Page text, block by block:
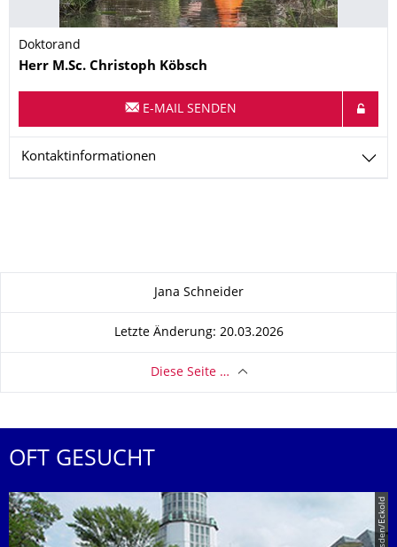
Doktorand
Name
Herr M.Sc. Christoph Köbsch
E-MAIL SENDEN
Kontaktinformationen
Jana Schneider
Letzte Änderung: 20.03.2026
Diese Seite …
OFT GESUCHT